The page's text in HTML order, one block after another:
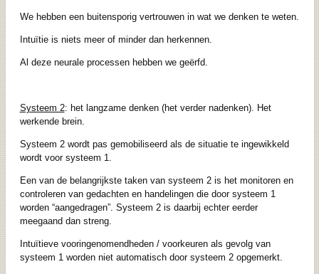
We hebben een buitensporig vertrouwen in wat we denken te weten.
Intuïtie is niets meer of minder dan herkennen.
Al deze neurale processen hebben we geërfd.
Systeem 2: het langzame denken (het verder nadenken). Het
werkende brein.
Systeem 2 wordt pas gemobiliseerd als de situatie te ingewikkeld
wordt voor systeem 1.
Een van de belangrijkste taken van systeem 2 is het monitoren en
controleren van gedachten en handelingen die door systeem 1
worden “aangedragen”. Systeem 2 is daarbij echter eerder
meegaand dan streng.
Intuïtieve vooringenomendheden / voorkeuren als gevolg van
systeem 1 worden niet automatisch door systeem 2 opgemerkt.